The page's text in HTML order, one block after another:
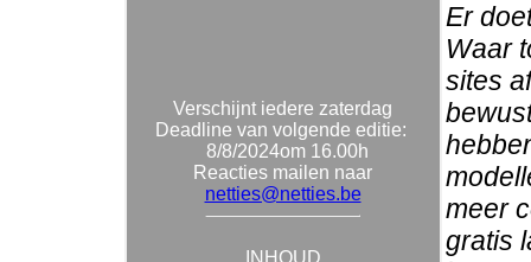
Verschijnt iedere zaterdag
Deadline van volgende editie:
8/8/2024om 16.00h
Reacties mailen naar
netties@netties.be
INHOUD
Er
Waar
sites
meer
gratis